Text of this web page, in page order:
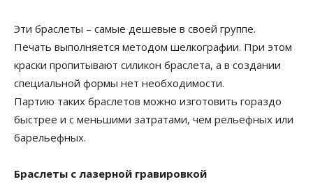
Эти браслеты – самые дешевые в своей группе.
Печать выполняется методом шелкографии. При этом
краски пропитывают силикон браслета, а в создании
специальной формы нет необходимости.
Партию таких браслетов можно изготовить гораздо
быстрее и с меньшими затратами, чем рельефных или
барельефных.
Браслеты с лазерной гравировкой